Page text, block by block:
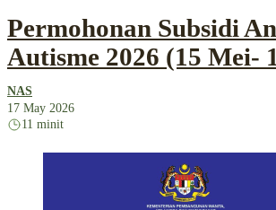
Permohonan Subsidi
Autisme 2026 (15 Mei-
NAS
17 May 2026
11 minit